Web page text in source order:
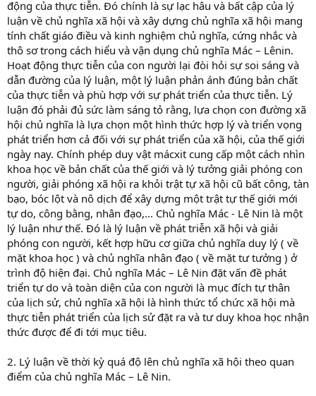
động của thực tiễn. Đó chính là sự lạc hâu và bất cập của lý
luận về chủ nghĩa xã hội và xây dựng chủ nghĩa xã hội mang
tính chất giáo điều và kinh nghiệm chủ nghĩa, cứng nhắc và
thô sơ trong cách hiểu và vận dụng chủ nghĩa Mác – Lênin.
Hoạt động thực tiễn của con người lại đòi hỏi sự soi sáng và
dẫn đường của lý luận, một lý luận phản ánh đúng bản chất
của thực tiễn và phù hợp với sự phát triển của thực tiễn. Lý
luận đó phải đủ sức làm sáng tỏ rằng, lựa chọn con đường xã
hội chủ nghĩa là lựa chọn một hình thức hợp lý và triển vọng
phát triển hơn cả đối với sự phát triển của xã hội, của thế giới
ngày nay. Chính phép duy vật mácxit cung cấp một cách nhìn
khoa học về bản chất của thế giới và lý tưởng giải phóng con
người, giải phóng xã hội ra khỏi trật tự xã hội cũ bất công, tàn
bạo, bóc lột và nô dịch để xây dựng một trật tự thế giới mới
tự do, công bằng, nhân đạo,... Chủ nghĩa Mác - Lê Nin là một
lý luận như thế. Đó là lý luận về phát triễn xã hội và giải
phóng con người, kết hợp hữu cơ giữa chủ nghĩa duy lý ( về
mặt khoa học ) và chủ nghĩa nhân đạo ( về mặt tư tưởng ) ở
trình độ hiện đại. Chủ nghĩa Mác – Lê Nin đặt vấn đề phát
triển tự do và toàn diện của con người là mục đích tự thân
của lịch sử, chủ nghĩa xã hội là hình thức tổ chức xã hội mà
thực tiễn phát triển của lịch sử đặt ra và tư duy khoa học nhận
thức được để đi tới mục tiêu.
2. Lý luận về thời kỳ quá độ lên chủ nghĩa xã hội theo quan
điểm của chủ nghĩa Mác – Lê Nin.